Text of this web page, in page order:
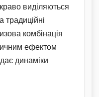
виділяються
традиційні
комбінація
ефектом
динаміки